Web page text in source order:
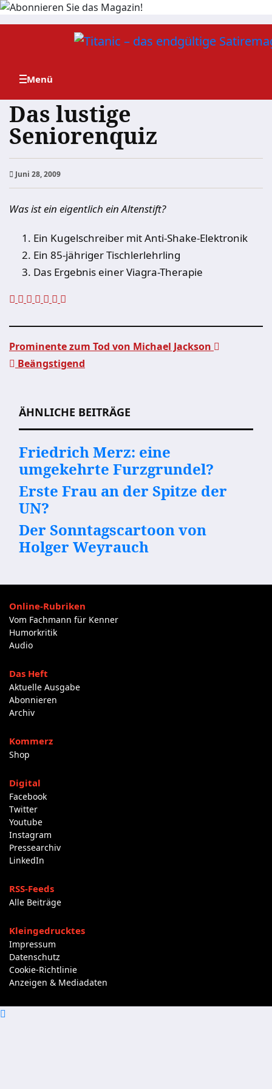
Zum
Das lustige
Seniorenquiz
Juni 28, 2009
Was ist ein eigentlich ein Altenstift?
Ein Kugelschreiber mit Anti-Shake-Elektronik
Ein 85-jähriger Tischlerlehrling
Das Ergebnis einer Viagra-Therapie
Prominente zum Tod von Michael Jackson
Beängstigend
ÄHNLICHE BEITRÄGE
Friedrich Merz: eine
umgekehrte Furzgrundel?
Erste Frau an der Spitze der
UN?
Der Sonntagscartoon von
Holger Weyrauch
Online-Rubriken
Vom Fachmann für Kenner
Humorkritik
Audio
Das Heft
Aktuelle Ausgabe
Abonnieren
Archiv
Kommerz
Shop
Digital
Facebook
Twitter
Youtube
Instagram
Pressearchiv
LinkedIn
RSS-Feeds
Alle Beiträge
Kleingedrucktes
Impressum
Datenschutz
Cookie-Richtlinie
Anzeigen & Mediadaten